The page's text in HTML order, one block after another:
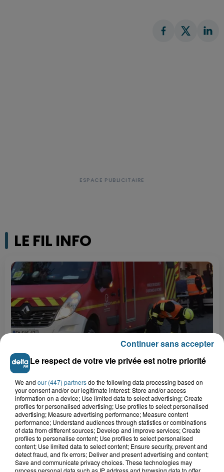
LE FIL INFO
8h41
Un jeune homme grièvement blessé après une
violente sortie de route...
8h40
"Mayday Relay !" : du contrôle de
routine au sauvetage d'urgence de...
7h49
Le respect de votre vie privée est notre priorité
We and our (447) partnersdo the following data processing based on
your consent and/or our legitimate interest: Store and/or access
information on a device; Use limited data to select advertising; Create
profiles for personalised advertising; Use profiles to select personalised
advertising; Measure advertising performance; Measure content
performance; Understand audiences through statistics or combinations
of data from different sources; Develop and improve services; Create
profiles to personalise content; Use profiles to select personalised
content; Use limited data to select content; Ensure security, prevent and
detect fraud, and fix errors; Deliver and present advertising and content;
Save and communicate privacy choices. These technologies may
process personal data such as IP address and browsing data to offer
Continuer sans accepter